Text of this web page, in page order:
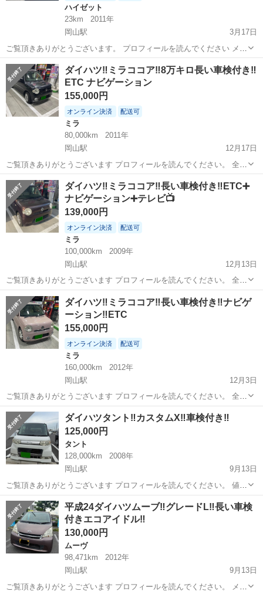
ハイゼット
23km
2011年
岡山駅
3月17日
ご覧頂きありがとうございます。 プロフィールを読んでください メー
カー: ダイハツ 車名： ハイゼット カーゴ グレード： クルーズ
排気量：660cc 車体色: シルバー 年式：平成23年3月 車検:令和9年...
岡山 倉敷市 岡山駅 カーゴ
ダイハツ‼️ミラココア‼️8万キロ長い車検付き‼️
ETC ナビゲーション
155,000円
オンライン決済 配送可
ミラ
80,000km
2011年
岡山駅
12月17日
ご覧頂きありがとうございます プロフィールを読んでください。 全く
綺麗😍現金払い メーカー： ダイハツ 車名： ミラココア グレ
ード： ココアプラス G 排気量：660cc 車体色: ブラック
🐦‍⬛ 年式...
岡山 倉敷市 岡山駅 ミラココア
ダイハツ‼️ミラココア‼️長い車検付き‼️ETC➕
ナビゲーション➕テレビ📺
139,000円
オンライン決済 配送可
ミラ
100,000km
2009年
岡山駅
12月13日
ご覧頂きありがとうございます プロフィールを読んでください。 全く
綺麗😍現金払い メーカー： ダイハツ 車名： ミラココア グレ
ード： ココア X 排気量：660cc 車体色: ブラウン 年式：平
成21年...
岡山 倉敷市 岡山駅 ミラココア
ダイハツ‼️ミラココア‼️長い車検付き‼️ナビゲ
ーション‼️ETC
155,000円
オンライン決済 配送可
ミラ
160,000km
2012年
岡山駅
12月3日
ご覧頂きありがとうございます プロフィールを読んでください。 全く
綺麗😍現金払い メーカー： ダイハツ 車名： ミラココア グレ
ード： ココアプラス X 排気量：660cc 車体色: ビンク 年
式：平成...
岡山 倉敷市 岡山駅 ミラ ミラココア
ダイハツタント‼️カスタムX‼️車検付き‼️
125,000円
タント
128,000km
2008年
岡山駅
9月13日
ご覧頂きありがとうございます プロフィールを読んでください。 値下
げのメールしないでください‼️ メーカー： ダイハツ 車
名： タント グレード： カスタムX 排気量：660cc 車体
色: ...
岡山 倉敷市 岡山駅 ダイハツタント
平成24ダイハツムーブ‼️グレードL‼️長い車検
付きエコアイドル‼️
130,000円
ムーヴ
98,471km
2012年
岡山駅
9月13日
ご覧頂きありがとうございます プロフィールを読んでください。 メー